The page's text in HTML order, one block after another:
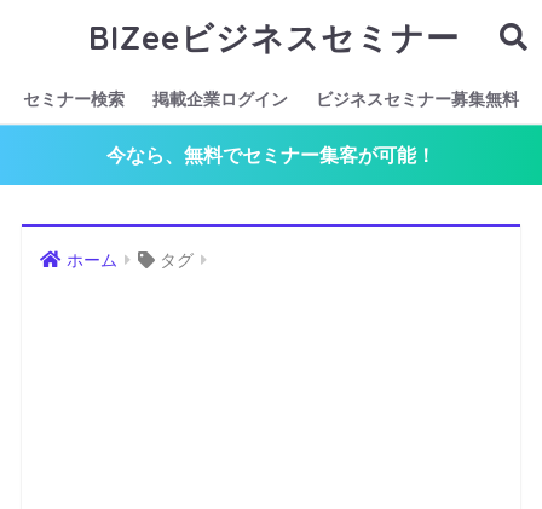
BIZeeビジネスセミナー
セミナー検索 掲載企業ログイン ビジネスセミナー募集無料
今なら、無料でセミナー集客が可能！
ホーム タグ